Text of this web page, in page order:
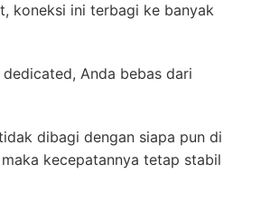
koneksi ini terbagi ke banyak
Anda bebas dari
dibagi dengan siapa pun di
kecepatannya tetap stabil